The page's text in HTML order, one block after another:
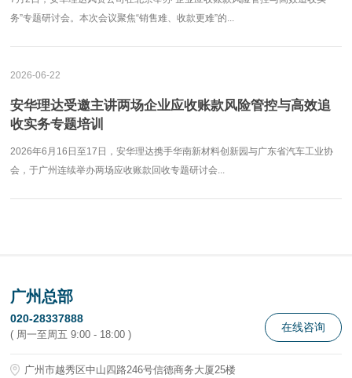
务”专题研讨会。本次会议聚焦“销售难、收款更难”的...
2026-06-22
安华理达受邀主讲两场企业应收账款风险管控与高效追
收实务专题培训
2026年6月16日至17日，安华理达携手华南新材料创新园与广东省汽车工业协
会，于广州连续举办两场应收账款回收专题研讨会...
广州总部
020-28337888
( 周一至周五 9:00 - 18:00 )
在线咨询
广州市越秀区中山四路246号信德商务大厦25楼